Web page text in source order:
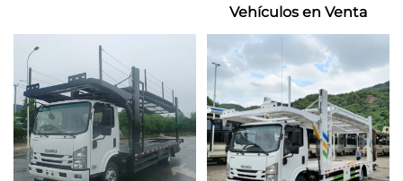
Vehículos en Venta